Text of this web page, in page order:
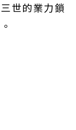
世的業力鎖